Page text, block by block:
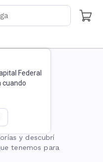
Federal
cuando
existe
y descubrí
tenemos para